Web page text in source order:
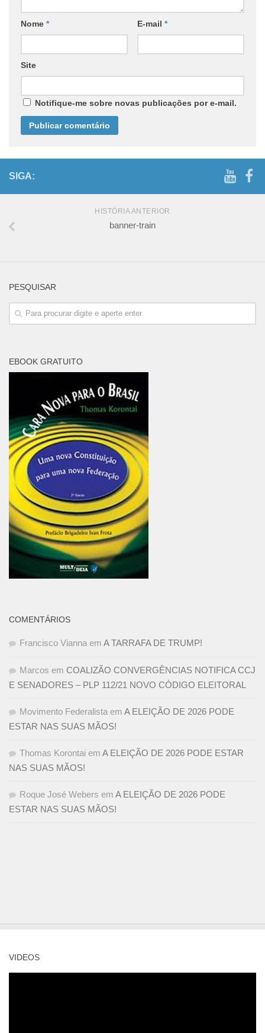
Nome * E-mail *
Site
Notifique-me sobre novas publicações por e-mail.
SIGA:
HISTÓRIA ANTERIOR
banner-train
PESQUISAR
EBOOK GRATUITO
COMENTÁRIOS
Francisco Vianna em A TARRAFA DE TRUMP!
Marcos em COALIZÃO CONVERGÊNCIAS NOTIFICA CCJ
E SENADORES – PLP 112/21 NOVO CÓDIGO ELEITORAL
Movimento Federalista em A ELEIÇÃO DE 2026 PODE
ESTAR NAS SUAS MÃOS!
Thomas Korontai em A ELEIÇÃO DE 2026 PODE ESTAR
NAS SUAS MÃOS!
Roque José Webers em A ELEIÇÃO DE 2026 PODE
ESTAR NAS SUAS MÃOS!
VIDEOS